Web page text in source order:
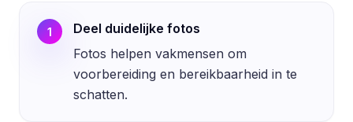
1
Deel duidelijke fotos
Fotos helpen vakmensen om
voorbereiding en bereikbaarheid in te
schatten.